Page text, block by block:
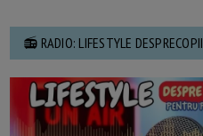
📻 RADIO: LIFESTYLE DESPRECOPII